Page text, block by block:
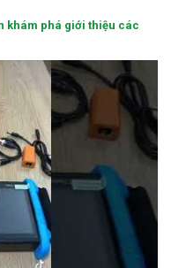
khám phá giới thiệu các